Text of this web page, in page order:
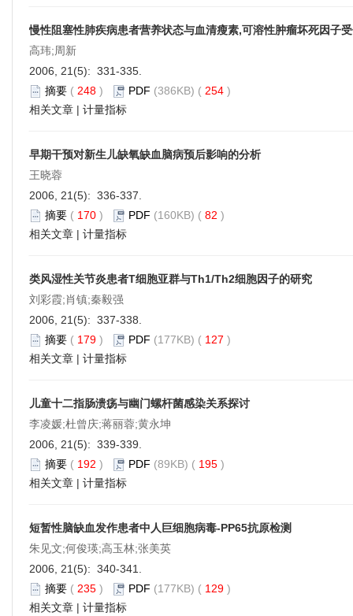
慢性阻塞性肺疾病患者营养状态与血清瘦素,可溶性肿瘤坏死因子
高玮;周新
2006, 21(5): 331-335.
摘要 ( 248 ) PDF (386KB) ( 254 )
相关文章 | 计量指标
早期干预对新生儿缺氧缺血脑病预后影响的分析
王晓蓉
2006, 21(5): 336-337.
摘要 ( 170 ) PDF (160KB) ( 82 )
相关文章 | 计量指标
类风湿性关节炎患者T细胞亚群与Th1/Th2细胞因子的研究
刘彩霞;肖镇;秦毅强
2006, 21(5): 337-338.
摘要 ( 179 ) PDF (177KB) ( 127 )
相关文章 | 计量指标
儿童十二指肠溃疡与幽门螺杆菌感染关系探讨
李凌媛;杜曾庆;蒋丽蓉;黄永坤
2006, 21(5): 339-339.
摘要 ( 192 ) PDF (89KB) ( 195 )
相关文章 | 计量指标
短暂性脑缺血发作患者中人巨细胞病毒-PP65抗原检测
朱见文;何俊瑛;高玉林;张美英
2006, 21(5): 340-341.
摘要 ( 235 ) PDF (177KB) ( 129 )
相关文章 | 计量指标